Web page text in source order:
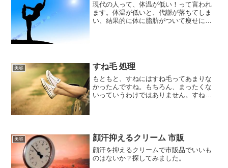
現代の人って、体温が低い！って言われ
ます。体温が低いと、代謝が落ちてしま
い、結果的に体に脂肪がついて痩せにく
美容 すね毛 処理
もともと、すねにはすね毛ってあまりな
かったんですね。もちろん、まったくな
いっていうわけではありません。すね毛
美容 顔汗抑えるクリーム 市販
顔汗を抑えるクリームで市販品でいいも
のはないか？探してみました。